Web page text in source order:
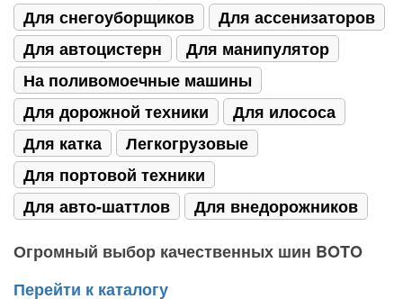
Для снегоуборщиков
Для ассенизаторов
Для автоцистерн
Для манипулятор
На поливомоечные машины
Для дорожной техники
Для илососа
Для катка
Легкогрузовые
Для портовой техники
Для авто-шаттлов
Для внедорожников
Огромный выбор качественных шин BOTO
Перейти к каталогу